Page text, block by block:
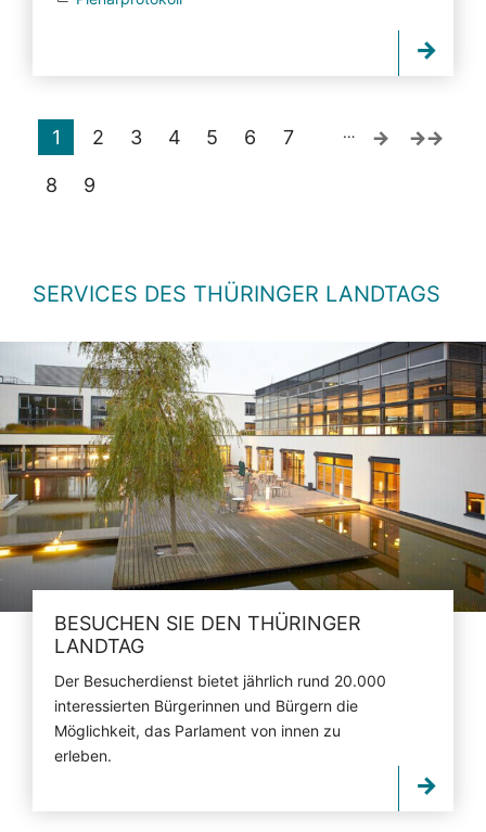
1 2 3 4 5 6 7
8 9
…
SERVICES DES THÜRINGER LANDTAGS
BESUCHEN SIE DEN THÜRINGER
LANDTAG
Der Besucherdienst bietet jährlich rund 20.000
interessierten Bürgerinnen und Bürgern die
Möglichkeit, das Parlament von innen zu
erleben.